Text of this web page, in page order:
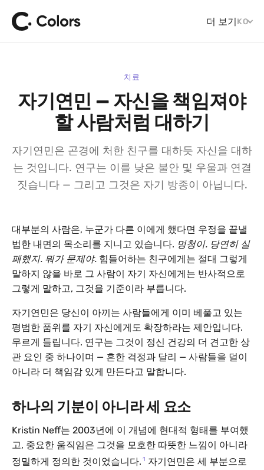
더 보기KO
치료
자기연민 — 자신을 책임져야
할 사람처럼 대하기
자기연민은 곤경에 처한 친구를 대하듯 자신을 대하
는 것입니다. 연구는 이를 낮은 불안 및 우울과 연결
짓습니다 — 그리고 그것은 자기 방종이 아닙니다.
대부분의 사람은, 누군가 다른 이에게 했다면 우정을 끝낼
법한 내면의 목소리를 지니고 있습니다. 멍청이. 당연히 실
패했지. 뭐가 문제야. 힘들어하는 친구에게는 절대 그렇게
말하지 않을 바로 그 사람이 자기 자신에게는 반사적으로
그렇게 말하고, 그것을 기준이라 부릅니다.
자기연민은 당신이 아끼는 사람들에게 이미 베풀고 있는
평범한 품위를 자기 자신에게도 확장하라는 제안입니다.
무르게 들립니다. 연구는 그것이 정신 건강의 더 견고한 상
관 요인 중 하나이며 — 흔한 걱정과 달리 — 사람들을 덜이
아니라 더 책임감 있게 만든다고 말합니다.
하나의 기분이 아니라 세 요소
Kristin Neff는 2003년에 이 개념에 현대적 형태를 부여했
고, 중요한 움직임은 그것을 모호한 따뜻한 느낌이 아니라
정밀하게 정의한 것이었습니다. 1 자기연민은 세 부분으로